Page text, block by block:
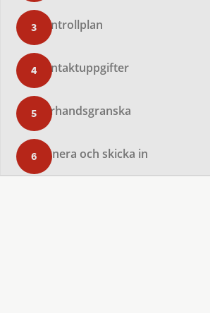
Kontrollplan
Kontaktuppgifter
Förhandsgranska
Signera och skicka in